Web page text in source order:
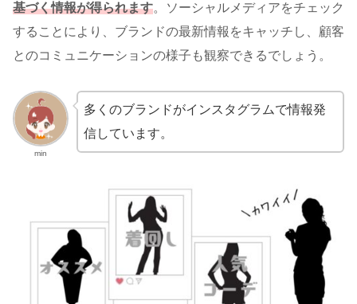
基づく情報が得られます。ソーシャルメディアをチェック
することにより、ブランドの最新情報をキャッチし、顧客
とのコミュニケーションの様子も観察できるでしょう。
min
多くのブランドがインスタグラムで情報発
信しています。